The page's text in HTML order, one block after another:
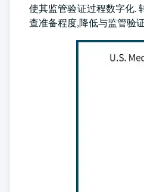
使其监管验证过程数字化.
查准备程度,降低与监管验